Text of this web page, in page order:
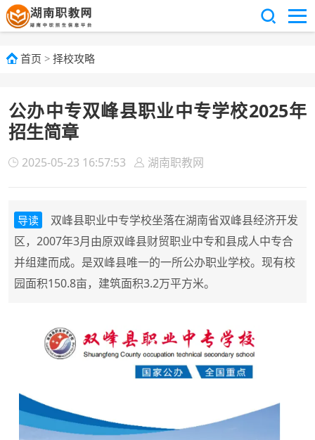
首页 > 择校攻略
公办中专双峰县职业中专学校2025年
招生简章
2025-05-23 16:57:53 湖南职教网
导读
双峰县职业中专学校坐落在湖南省双峰县经济开发
区，2007年3月由原双峰县财贸职业中专和县成人中专合
并组建而成。是双峰县唯一的一所公办职业学校。现有校
园面积150.8亩，建筑面积3.2万平方米。